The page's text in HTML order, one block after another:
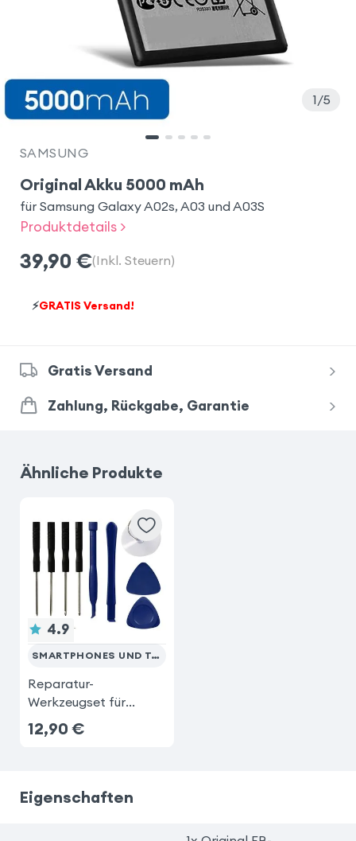
1 5
SAMSUNG
Original Akku 5000 mAh
für Samsung Galaxy A02s, A03 und A03S
Produktdetails >
39,90 €(Inkl. Steuern)
⚡GRATIS Versand!
Gratis Versand
Zahlung, Rückgabe, Garantie
Ähnliche Produkte
4.9
SMARTPHONES UND TABLETS
Reparatur-
Werkzeugset für
Smartphones
12,90 €
Eigenschaften